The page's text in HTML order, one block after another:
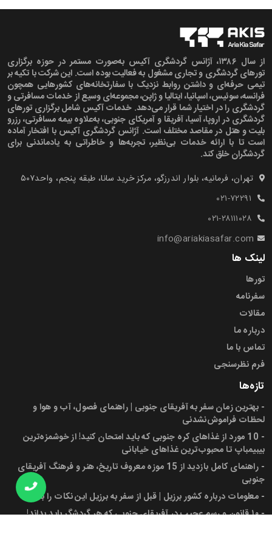
از سال ۱۳۸۶، آژانس گردشگری آکیس به‌صورت مستمر در حوزه برگزاری
تورهای گردشگری و تجاری مشغول به فعالیت بوده است. این شرکت با تکیه بر
تیمی حرفه‌ای و داشتن روابط نزدیک با سفارتخانه‌های کشورهایی همچون
فرانسه، سوئیس، اسپانیا، ایتالیا و ژاپن، مجموعه‌ای وسیع از خدمات مسافرتی و
گردشگری را در اختیار شما قرار می‌دهد. خدمات آکیس شامل برگزاری تورهای
گردشگری در اروپا، آسیا، آفریقا و آمریکای جنوبی، به‌علاوه بیمه مسافرتی، رزرو
بلیت و هتل در مقاصد مختلف است. آژانس گردشگری آکیس با افتخار آماده
است تا با ارائه خدمات بی‌نظیر، تجربه‌ها و خاطراتی به یادماندنی برای
گردشگران خلق کند.
تهران، فرمانیه، بلوار اندرزگو، مرکز خرید سانا، طبقه پنجم، واحد۵۰۷‍
۰۲۱-۷۲۲۹۱
۰۲۱-۲۸۱۱۱۰۲۸
info@ariakiasafar.com
لینک ها
تورها
سفرنامه
مقالات
درباره ما
تماس با ما
فرم نظرسنجی
تازه‌ها
- بهترین زمان سفر به آفریقای جنوبی | راهنمای فصول، آب و هوا و
لحظات فراموش‌نشدنی
-
10 مورد از غذاهای کره جنوبی که باید امتحان کنید! از خوشمزه‌ترین
بیبیمباپ تا محبوب‌ترین غذاهای خیابانی
-
راهنمای کامل بازدید از 15 موزه معروف تاریخ، هنر و فرهنگ آفریقای
جنوبی
- معلومات درباره کشور برزیل | قبل از سفر به برزیل این نکات را بدانید!
-۱۰ قانون و رسم عجیب در آفریقای جنوبی که هر گردشگر باید بداند!